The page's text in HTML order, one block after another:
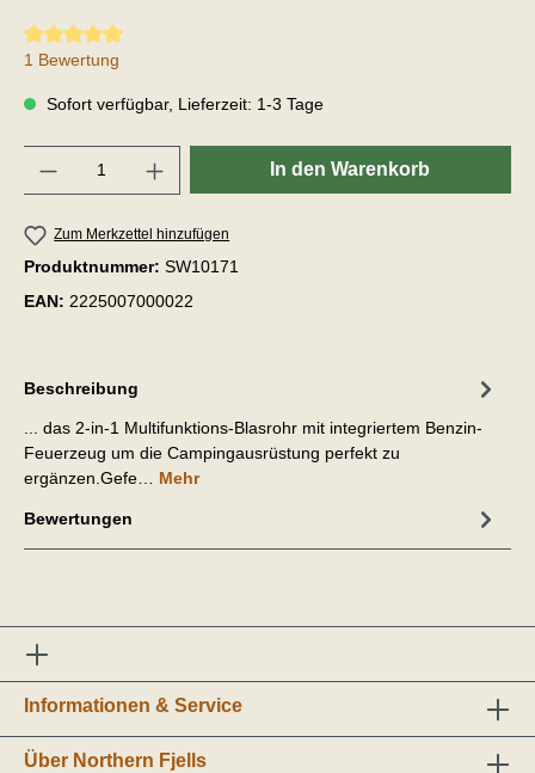
Durchschnittliche Bewertung von 5 von 5 Sternen
1 Bewertung
Sofort verfügbar, Lieferzeit: 1-3 Tage
In den Warenkorb
Zum Merkzettel hinzufügen
Produktnummer: SW10171
EAN: 2225007000022
Beschreibung
... das 2-in-1 Multifunktions-Blasrohr mit integriertem Benzin-
Feuerzeug um die Campingausrüstung perfekt zu
ergänzen.Gefe… Mehr
Bewertungen
Informationen & Service
Über Northern Fjells